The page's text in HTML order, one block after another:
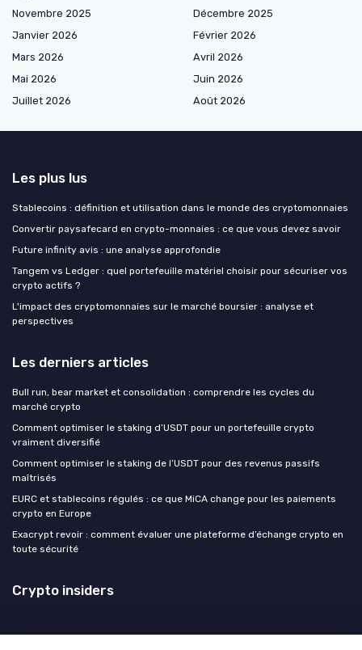
Novembre 2025
Décembre 2025
Janvier 2026
Février 2026
Mars 2026
Avril 2026
Mai 2026
Juin 2026
Juillet 2026
Août 2026
Les plus lus
Stablecoins : définition et utilisation dans le monde des cryptomonnaies
Convertir paysafecard en crypto-monnaies : ce que vous devez savoir
Future infinity avis : une analyse approfondie
Tangem vs Ledger : quel portefeuille matériel choisir pour sécuriser vos
crypto actifs ?
L'impact des cryptomonnaies sur le marché boursier : analyse et
perspectives
Les derniers articles
Bull run, bear market et consolidation : comprendre les cycles du
marché crypto
Comment optimiser le staking d’USDT pour un portefeuille crypto
vraiment diversifié
Comment optimiser le staking de l’USDT pour des revenus passifs
maîtrisés
EURC et stablecoins régulés : ce que MiCA change pour les paiements
crypto en Europe
Exacrypt revoir : comment évaluer une plateforme d’échange crypto en
toute sécurité
Crypto insiders